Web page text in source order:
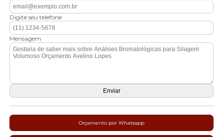
Digite seu telefone
Mensagem
Orçamento por Whatsapp